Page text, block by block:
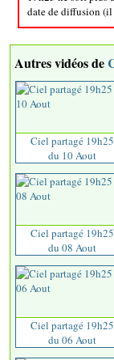
date de diffusion
Autres vidéos de
Ciel partagé 19h25
du 10 Aout
Ciel partagé 19h25
du 08 Aout
Ciel partagé 19h25
du 06 Aout